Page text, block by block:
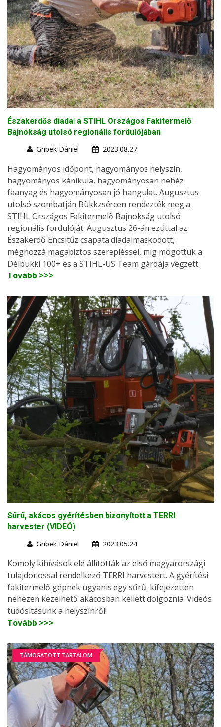
Északerdős diadal a STIHL Országos Fakitermelő
Bajnokság utolsó regionális fordulójában
Gribek Dániel
2023.08.27.
Hagyományos időpont, hagyományos helyszín,
hagyományos kánikula, hagyományosan nehéz
faanyag és hagyományosan jó hangulat. Augusztus
utolsó szombatján Bükkzsércen rendezték meg a
STIHL Országos Fakitermelő Bajnokság utolsó
regionális fordulóját. Augusztus 26-án ezúttal az
Északerdő Encsitűz csapata diadalmaskodott,
méghozzá magabiztos szerepléssel, míg mögöttük a
Délbükki 100+ és a STIHL-US Team gárdája végzett.
Tovább >>>
Sűrű, akácos gyérítésben bizonyított a TERRI
harvester (VIDEÓ)
Gribek Dániel
2023.05.24.
Komoly kihívások elé állították az első magyarországi
tulajdonossal rendelkező TERRI harvestert. A gyérítési
fakitermelő gépnek ugyanis egy sűrű, kifejezetten
nehezen kezelhető akácosban kellett dolgoznia. Videós
tudósításunk a helyszínről!
Tovább >>>
TÁMOGATOTT TARTALOM